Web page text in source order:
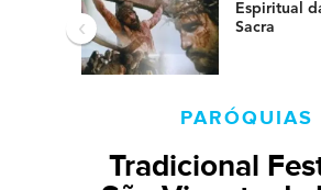
Espiritual
Sacra
‹
PARÓQUIAS
Tradicional